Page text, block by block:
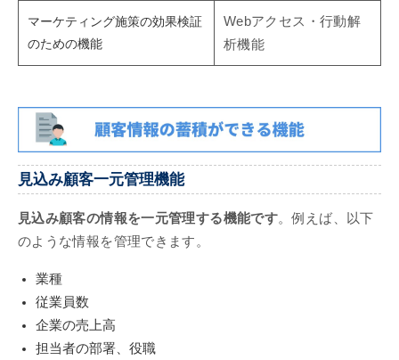
マーケティング施策の効果検証
のための機能
Webアクセス・行動解
析機能
見込み顧客一元管理機能
見込み顧客の情報を一元管理する機能です。例えば、以下
のような情報を管理できます。
業種
従業員数
企業の売上高
担当者の部署、役職